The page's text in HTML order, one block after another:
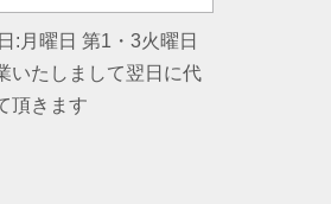
:月曜日 第1・3火曜日
いたしまして翌日に代
頂きます